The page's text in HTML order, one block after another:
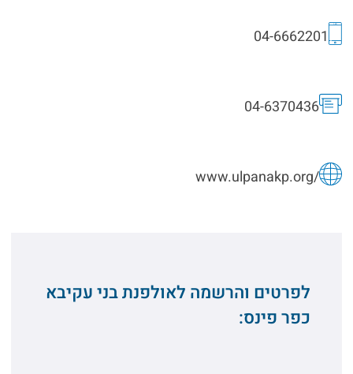
04-6662201
04-6370436
www.ulpanakp.org/
לפרטים והרשמה לאולפנת בני עקיבא
כפר פינס: